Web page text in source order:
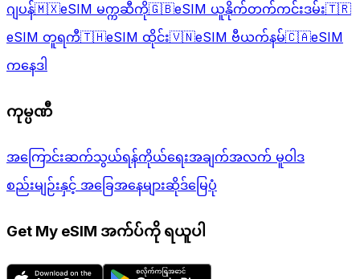
ဂျပန်🇲🇽eSIM မက္ကဆီကို🇬🇧eSIM ယူနိုက်တက်ကင်းဒမ်း🇹🇷
eSIM တူရကီ🇹🇭eSIM ထိုင်း🇻🇳eSIM ဗီယက်နမ်🇨🇦eSIM
ကနေဒါ
ကုမ္ပဏီ
အကြောင်းဆက်သွယ်ရန်ကိုယ်ရေးအချက်အလက် မူဝါဒ
စည်းမျဉ်းနှင့် အခြေအနေများဆိုဒ်မြေပုံ
Get My eSIM အက်ပ်ကို ရယူပါ